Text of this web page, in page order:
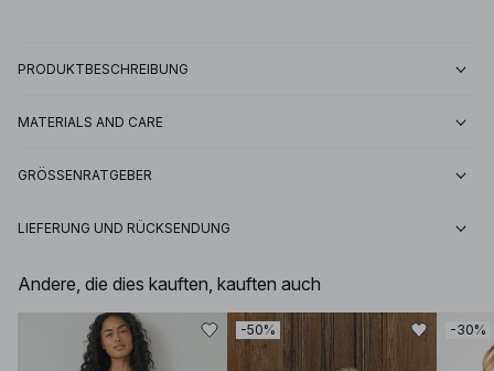
PRODUKTBESCHREIBUNG
MATERIALS AND CARE
GRÖSSENRATGEBER
LIEFERUNG UND RÜCKSENDUNG
Andere, die dies kauften, kauften auch
-50% -30%